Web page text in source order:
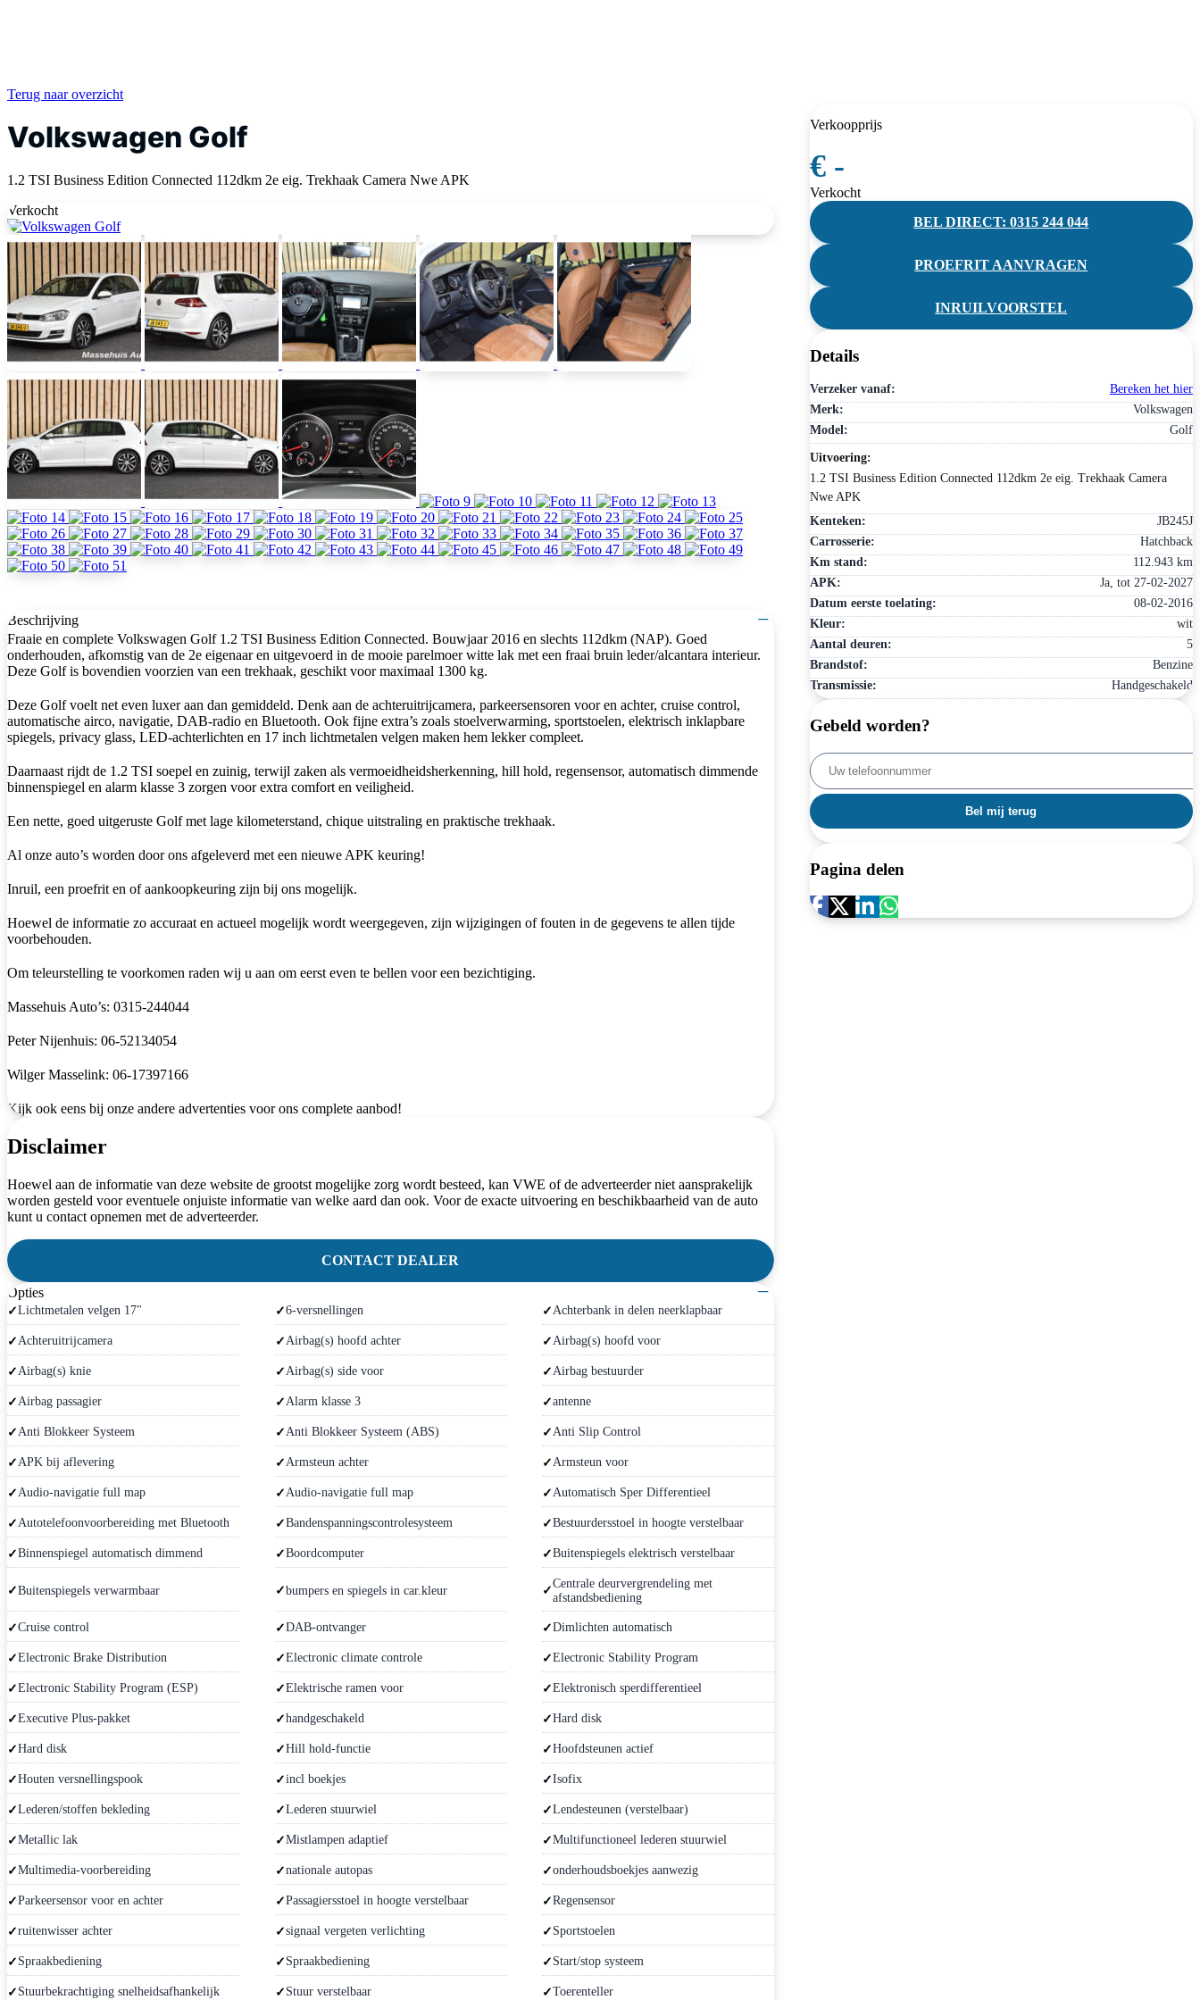
Terug naar overzicht
Volkswagen Golf
1.2 TSI Business Edition Connected 112dkm 2e eig. Trekhaak Camera Nwe APK
Verkocht
Verkoopprijs
€ -
Verkocht
BEL DIRECT: 0315 244 044
PROEFRIT AANVRAGEN
INRUILVOORSTEL
Details
Verzeker vanaf:
Bereken het hier
Merk:
Volkswagen
Model:
Golf
Uitvoering:
1.2 TSI Business Edition Connected 112dkm 2e eig. Trekhaak Camera
Nwe APK
Kenteken:
JB245J
Carrosserie:
Hatchback
Km stand:
112.943 km
APK:
Ja, tot 27-02-2027
Datum eerste toelating:
08-02-2016
Kleur:
wit
Aantal deuren:
5
Brandstof:
Benzine
Transmissie:
Handgeschakeld
Gebeld worden?
Pagina delen
Beschrijving −
Fraaie en complete Volkswagen Golf 1.2 TSI Business Edition Connected. Bouwjaar 2016 en slechts 112dkm (NAP). Goed
onderhouden, afkomstig van de 2e eigenaar en uitgevoerd in de mooie parelmoer witte lak met een fraai bruin leder/alcantara interieur.
Deze Golf is bovendien voorzien van een trekhaak, geschikt voor maximaal 1300 kg.
Deze Golf voelt net even luxer aan dan gemiddeld. Denk aan de achteruitrijcamera, parkeersensoren voor en achter, cruise control,
automatische airco, navigatie, DAB-radio en Bluetooth. Ook fijne extra’s zoals stoelverwarming, sportstoelen, elektrisch inklapbare
spiegels, privacy glass, LED-achterlichten en 17 inch lichtmetalen velgen maken hem lekker compleet.
Daarnaast rijdt de 1.2 TSI soepel en zuinig, terwijl zaken als vermoeidheidsherkenning, hill hold, regensensor, automatisch dimmende
binnenspiegel en alarm klasse 3 zorgen voor extra comfort en veiligheid.
Een nette, goed uitgeruste Golf met lage kilometerstand, chique uitstraling en praktische trekhaak.
Al onze auto’s worden door ons afgeleverd met een nieuwe APK keuring!
Inruil, een proefrit en of aankoopkeuring zijn bij ons mogelijk.
Hoewel de informatie zo accuraat en actueel mogelijk wordt weergegeven, zijn wijzigingen of fouten in de gegevens te allen tijde
voorbehouden.
Om teleurstelling te voorkomen raden wij u aan om eerst even te bellen voor een bezichtiging.
Massehuis Auto’s: 0315-244044
Peter Nijenhuis: 06-52134054
Wilger Masselink: 06-17397166
Kijk ook eens bij onze andere advertenties voor ons complete aanbod!
Disclaimer
Hoewel aan de informatie van deze website de grootst mogelijke zorg wordt besteed, kan VWE of de adverteerder niet aansprakelijk
worden gesteld voor eventuele onjuiste informatie van welke aard dan ook. Voor de exacte uitvoering en beschikbaarheid van de auto
kunt u contact opnemen met de adverteerder.
CONTACT DEALER
Opties −
Lichtmetalen velgen 17" 6-versnellingen Achterbank in delen neerklapbaar
Achteruitrijcamera Airbag(s) hoofd achter Airbag(s) hoofd voor
Airbag(s) knie Airbag(s) side voor Airbag bestuurder
Airbag passagier Alarm klasse 3 antenne
Anti Blokkeer Systeem Anti Blokkeer Systeem (ABS) Anti Slip Control
APK bij aflevering Armsteun achter Armsteun voor
Audio-navigatie full map Audio-navigatie full map Automatisch Sper Differentieel
Autotelefoonvoorbereiding met Bluetooth Bandenspanningscontrolesysteem Bestuurdersstoel in hoogte verstelbaar
Binnenspiegel automatisch dimmend Boordcomputer Buitenspiegels elektrisch verstelbaar
Buitenspiegels verwarmbaar bumpers en spiegels in car.kleur
Centrale deurvergrendeling met
afstandsbediening
Cruise control DAB-ontvanger Dimlichten automatisch
Electronic Brake Distribution Electronic climate controle Electronic Stability Program
Electronic Stability Program (ESP) Elektrische ramen voor Elektronisch sperdifferentieel
Executive Plus-pakket handgeschakeld Hard disk
Hard disk Hill hold-functie Hoofdsteunen actief
Houten versnellingspook incl boekjes Isofix
Lederen/stoffen bekleding Lederen stuurwiel Lendesteunen (verstelbaar)
Metallic lak Mistlampen adaptief Multifunctioneel lederen stuurwiel
Multimedia-voorbereiding nationale autopas onderhoudsboekjes aanwezig
Parkeersensor voor en achter Passagiersstoel in hoogte verstelbaar Regensensor
ruitenwisser achter signaal vergeten verlichting Sportstoelen
Spraakbediening Spraakbediening Start/stop systeem
Stuurbekrachtiging snelheidsafhankelijk Stuur verstelbaar Toerenteller